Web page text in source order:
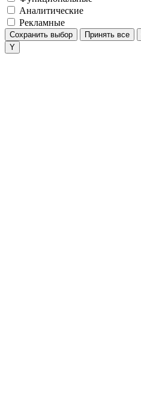
Аналитические
Рекламные
Сохранить выбор Принять все